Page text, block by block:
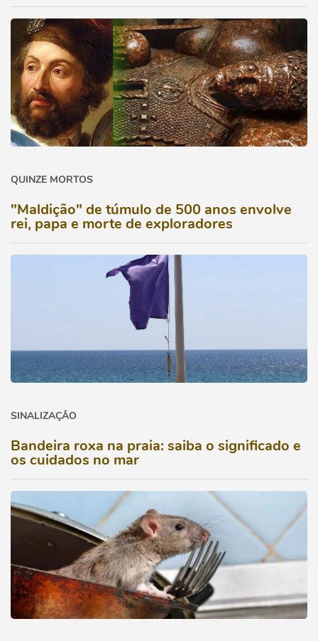
QUINZE MORTOS
"Maldição" de túmulo de 500 anos envolve
rei, papa e morte de exploradores
SINALIZAÇÃO
Bandeira roxa na praia: saiba o significado e
os cuidados no mar